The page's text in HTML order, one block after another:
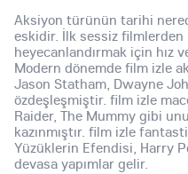
Aksiyon türünün tarihi
eskidir. İlk sessiz
heyecanlandırmak için hız
Modern dönemde film izle
Jason Statham, Dwayne
özdeşleşmiştir. film izle
Raider, The Mummy gibi
kazınmıştır. film izle
Yüzüklerin Efendisi, Harry
devasa yapımlar gelir.